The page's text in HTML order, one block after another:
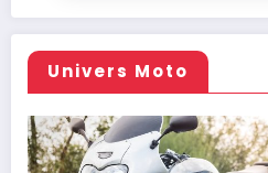
Univers Moto